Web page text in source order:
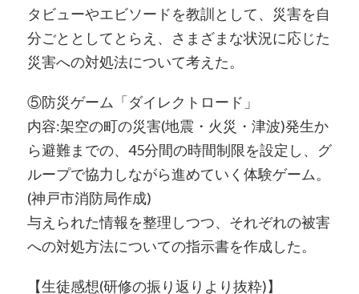
タビューやエビソードを教訓として、災害を自
分ごととしてとらえ、さまざまな状況に応じた
災害への対処法について考えた。
⑤防災ゲーム「ダイレクトロード」
内容:架空の町の災害(地震・火災・津波)発生か
ら避難までの、45分間の時間制限を設定し、グ
ループで協力しながら進めていく体験ゲーム。
(神戸市消防局作成)
与えられた情報を整理しつつ、それぞれの被害
への対処方法についての指示書を作成した。
【生徒感想(研修の振り返りより抜粋)】